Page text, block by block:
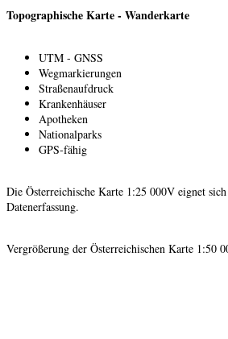
Topographische Karte - Wanderkarte
UTM - GNSS
Wegmarkierungen
Straßenaufdruck
Krankenhäuser
Apotheken
Nationalparks
GPS-fähig
Die Österreichische Karte 1:25 000V eignet
Datenerfassung.
Vergrößerung der Österreichischen Karte 1:50